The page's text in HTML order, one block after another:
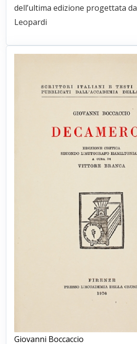
dell’ultima edizione progettata da
Leopardi
Giovanni Boccaccio